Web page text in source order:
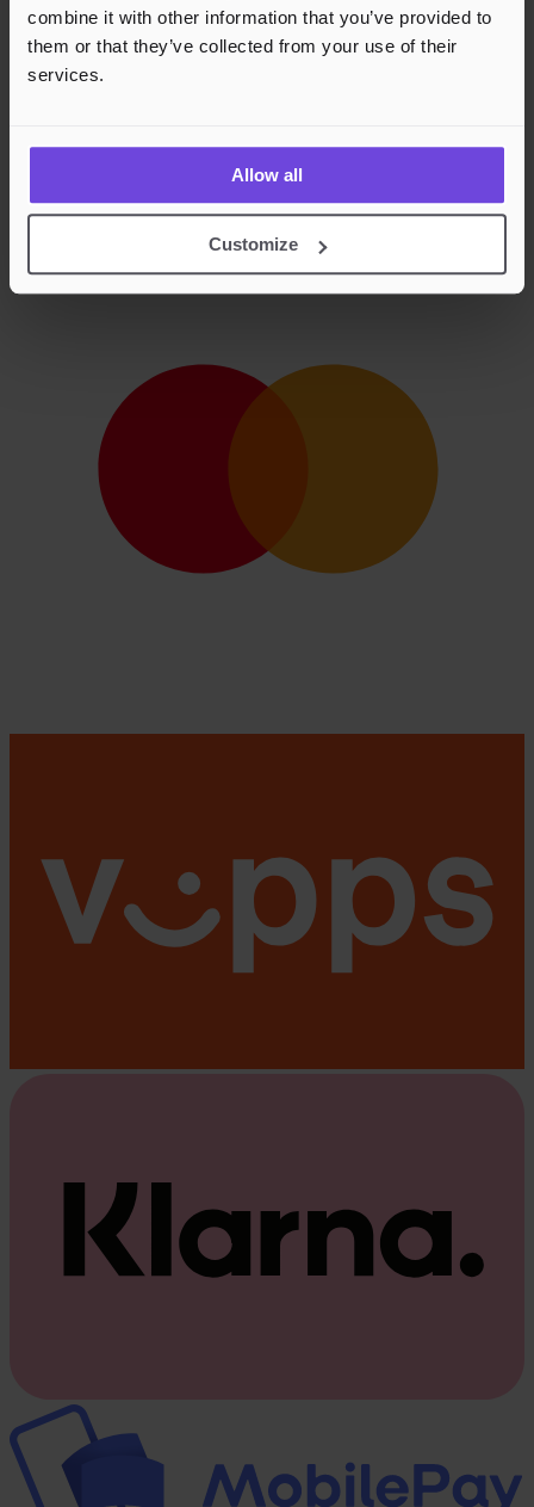
combine it with other information that you’ve provided to
them or that they’ve collected from your use of their
services.
Allow all
Customize